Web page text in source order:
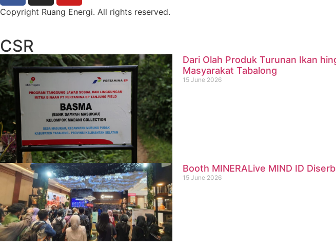
Copyright Ruang Energi. All rights reserved.
CSR
Dari Olah Produk Turunan Ikan
Masyarakat Tabalong
15 June 2026
Booth MINERALive MIND ID
15 June 2026